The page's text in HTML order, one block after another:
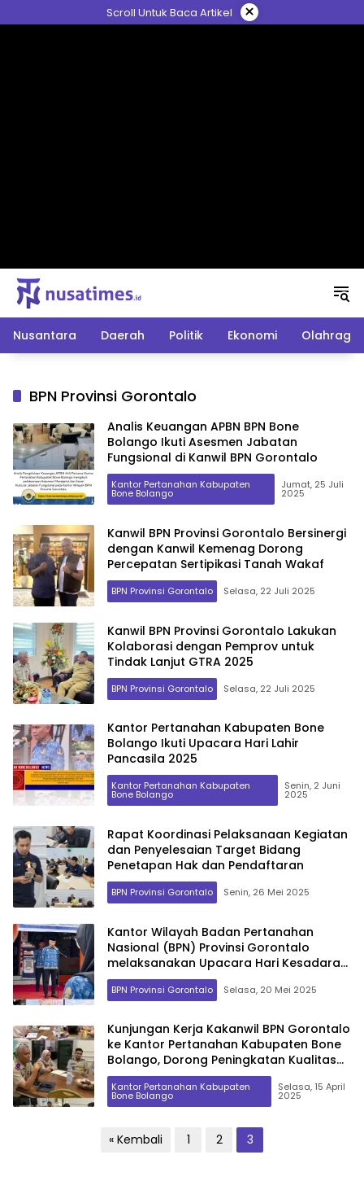
ke
Scroll Untuk Baca Artikel ×
Nusantara Daerah Politik Ekonomi Olahraga
BPN Provinsi Gorontalo
Analis Keuangan APBN BPN Bone
Bolango Ikuti Asesmen Jabatan
Fungsional di Kanwil BPN Gorontalo
Kantor Pertanahan Kabupaten
Bone Bolango
Jumat, 25 Juli
2025
Kanwil BPN Provinsi Gorontalo Bersinergi
dengan Kanwil Kemenag Dorong
Percepatan Sertipikasi Tanah Wakaf
BPN Provinsi Gorontalo Selasa, 22 Juli 2025
Kanwil BPN Provinsi Gorontalo Lakukan
Kolaborasi dengan Pemprov untuk
Tindak Lanjut GTRA 2025
BPN Provinsi Gorontalo Selasa, 22 Juli 2025
Kantor Pertanahan Kabupaten Bone
Bolango Ikuti Upacara Hari Lahir
Pancasila 2025
Kantor Pertanahan Kabupaten
Bone Bolango
Senin, 2 Juni
2025
Rapat Koordinasi Pelaksanaan Kegiatan
dan Penyelesaian Target Bidang
Penetapan Hak dan Pendaftaran
BPN Provinsi Gorontalo Senin, 26 Mei 2025
Kantor Wilayah Badan Pertanahan
Nasional (BPN) Provinsi Gorontalo
melaksanakan Upacara Hari Kesadaran
Nasional
BPN Provinsi Gorontalo Selasa, 20 Mei 2025
Kunjungan Kerja Kakanwil BPN Gorontalo
ke Kantor Pertanahan Kabupaten Bone
Bolango, Dorong Peningkatan Kualitas
Layanan
Kantor Pertanahan Kabupaten
Bone Bolango
Selasa, 15 April
2025
« Kembali 1 2 3